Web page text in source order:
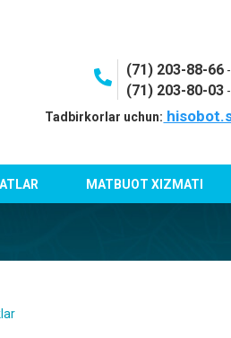
(71) 203-88-66 -
(71) 203-80-03
Tadbirkorlar uchun:
MATBUOT XIZMATI